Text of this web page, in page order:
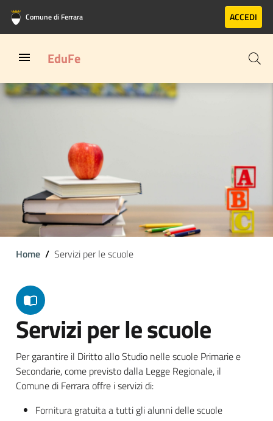
Vai al contenuto principale
Vai al footer
Comune di Ferrara ACCEDI
EduFe
Home Servizi per le scuole
Servizi per le scuole
Per garantire il Diritto allo Studio nelle scuole Primarie e
Secondarie, come previsto dalla Legge Regionale, il
Comune di Ferrara offre i servizi di:
Fornitura gratuita a tutti gli alunni delle scuole